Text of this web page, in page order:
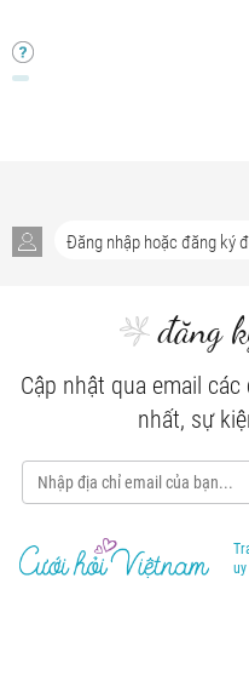
đăng
Cập nhật qua email
nhất, sự